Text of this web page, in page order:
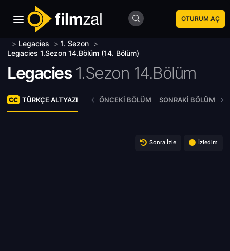
OTURUM AÇ
> Legacies > 1. Sezon >
Legacies 1.Sezon 14.Bölüm (14. Bölüm)
Legacies 1.Sezon 14.Bölüm
TÜRKÇE ALTYAZI ÖNCEKI BÖLÜM SONRAKI BÖLÜM
Sonra İzle İzledim